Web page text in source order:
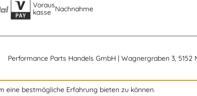
Voraus
kasse Nachnahme
Performance Parts Handels GmbH | Wagnergraben 3, 5152
eine bestmögliche Erfahrung bieten zu können.